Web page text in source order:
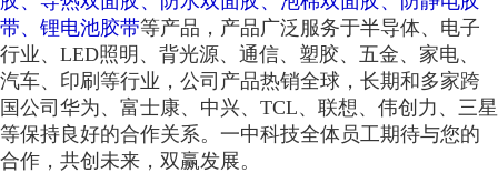
带、锂电池胶带等产品，产品广泛服务于半导体、电子
行业、LED照明、背光源、通信、塑胶、五金、家电、
汽车、印刷等行业，公司产品热销全球，长期和多家跨
国公司华为、富士康、中兴、TCL、联想、伟创力、三星
等保持良好的合作关系。一中科技全体员工期待与您的
合作，共创未来，双赢发展。